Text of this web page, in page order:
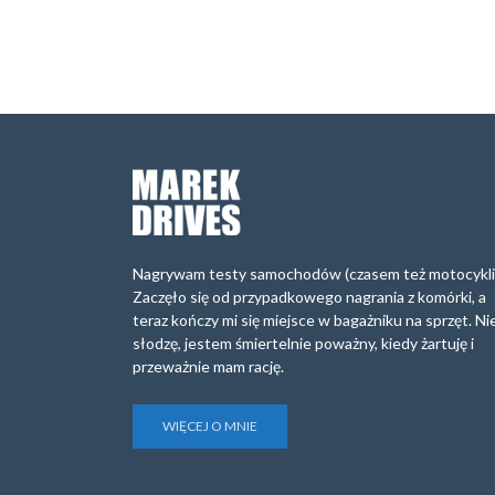
Nagrywam testy samochodów (czasem też
Zaczęło się od przypadkowego nagrania z komórki, a
teraz kończy mi się miejsce w bagażniku na sprzęt.
słodzę, jestem śmiertelnie poważny, kiedy żartuję i
przeważnie mam rację.
WIĘCEJ O MNIE